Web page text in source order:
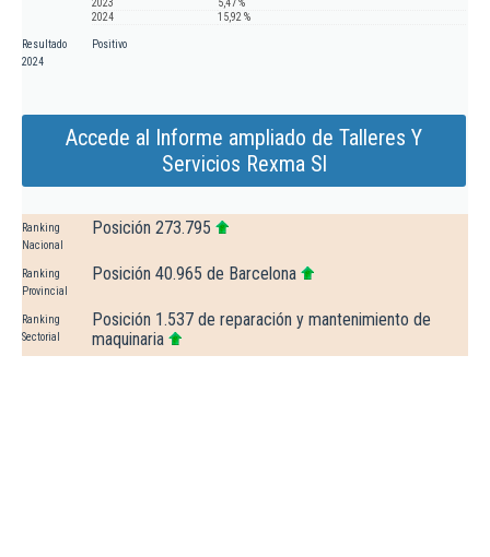
2023
5,47 %
2024
15,92 %
Resultado
2024
Positivo
Accede al Informe ampliado de Talleres Y
Servicios Rexma Sl
Ranking
Nacional
Posición 273.795
Ranking
Provincial
Posición 40.965 de Barcelona
Ranking
Sectorial
Posición 1.537 de reparación y mantenimiento de
maquinaria